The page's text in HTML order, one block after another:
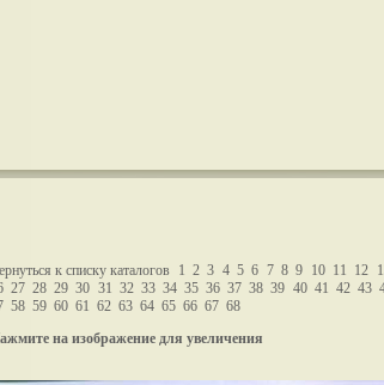
к списку каталогов 1 2 3 4 5 6 7 8 9 10 11 12
27 28 29 30 31 32 33 34 35 36 37 38 39 40 41 42 43
58 59 60 61 62 63 64 65 66 67 68
на изображение для увеличения